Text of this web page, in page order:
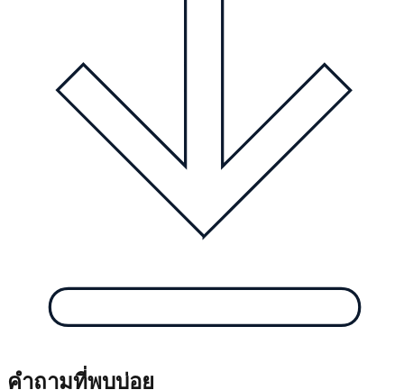
คำถามที่พบบ่อย